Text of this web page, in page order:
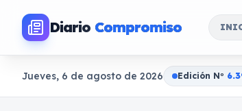
Diario Compromiso
Jueves, 6 de agosto de 2026 Edición No